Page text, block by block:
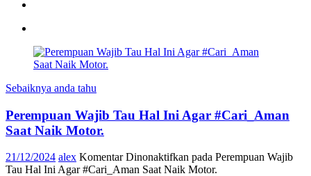
Sebaiknya anda tahu
Perempuan Wajib Tau Hal Ini Agar #Cari_Aman
Saat Naik Motor.
21/12/2024 alex Komentar Dinonaktifkan pada Perempuan Wajib
Tau Hal Ini Agar #Cari_Aman Saat Naik Motor.